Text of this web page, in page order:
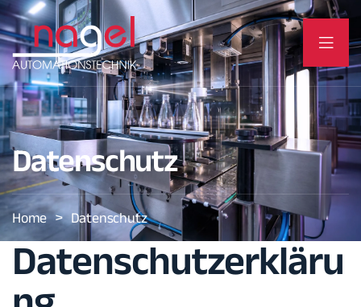
Datenschutz
Home>Datenschutz
Datenschutzerkläru